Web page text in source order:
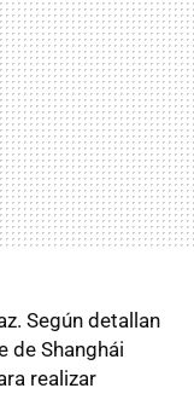
Según detallan
de Shanghái
realizar